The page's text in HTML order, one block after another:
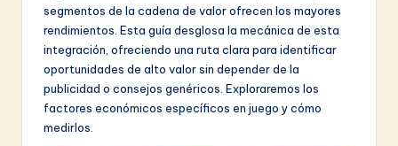
S
o
w
segmentos de la cadena de valor ofrecen los mayores
rendimientos. Esta guía desglosa la mecánica de esta
integración, ofreciendo una ruta clara para identificar
oportunidades de alto valor sin depender de la
publicidad o consejos genéricos. Exploraremos los
factores económicos específicos en juego y cómo
medirlos.